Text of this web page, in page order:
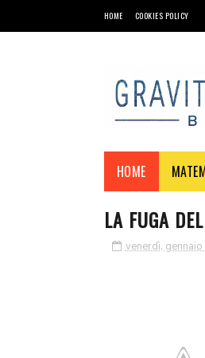
HOME COOKIES POLICY
HOME
LA FUGA
venerdì,